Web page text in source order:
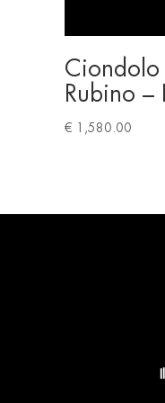
Rubino –
€ 1,580.00